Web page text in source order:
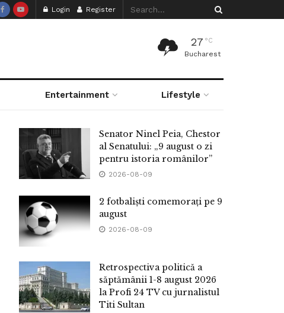
Login Register
27 °C
Bucharest
Entertainment Lifestyle
Senator Ninel Peia, Chestor
al Senatului: „9 august o zi
pentru istoria românilor”
2026-08-09
2 fotbaliști comemorați pe 9
august
2026-08-09
Retrospectiva politică a
săptămânii 1-8 august 2026
la Profi 24 TV cu jurnalistul
Titi Sultan